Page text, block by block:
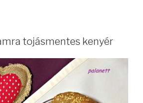
tojásmentes kenyér